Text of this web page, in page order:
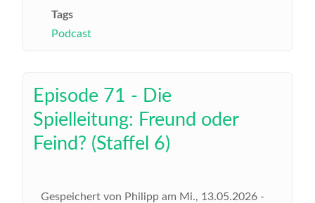
Tags
Podcast
Episode 71 - Die
Spielleitung: Freund oder
Feind? (Staffel 6)
Gespeichert von Philipp am Mi., 13.05.2026 -